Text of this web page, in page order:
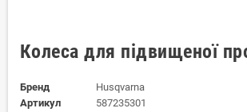
Колеса для підвищеної
Бренд
Husqvarna
Артикул
587235301